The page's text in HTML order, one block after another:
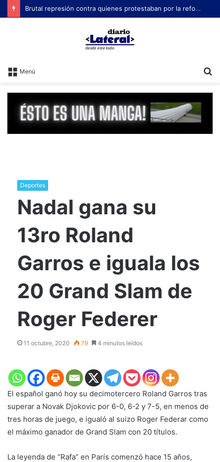
Brutal represión contra quienes protestaban por la reforma laboral de Milei
Menú
Deportes
Nadal gana su
13ro Roland
Garros e iguala los
20 Grand Slam de
Roger Federer
11 octubre, 2020 79 4 minutos leídos
El español ganó hoy su decimotercero Roland Garros tras
superar a Novak Djokovic por 6-0, 6-2 y 7-5, en menos de
tres horas de juego, e igualó al suizo Roger Federar como
el máximo ganador de Grand Slam con 20 títulos.
La leyenda de “Rafa” en París comenzó hace 15 años,